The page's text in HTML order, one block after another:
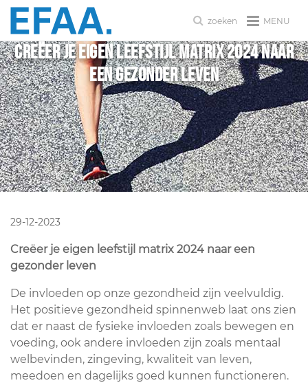
MENU
zoeken
Creëer je eigen leefstijl matrix 2024 naar
een gezonder leven
29-12-2023
Creëer je eigen leefstijl matrix 2024 naar een
gezonder leven
De invloeden op onze gezondheid zijn veelvuldig.
Het positieve gezondheid spinnenweb laat ons zien
dat er naast de fysieke invloeden zoals bewegen en
voeding, ook andere invloeden zijn zoals mentaal
welbevinden, zingeving, kwaliteit van leven,
meedoen en dagelijks goed kunnen functioneren.